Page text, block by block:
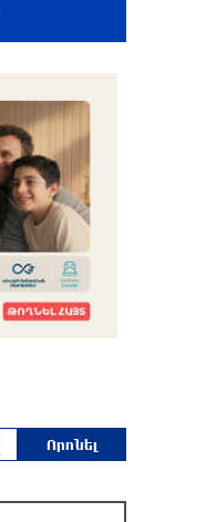
7 ժամ առաջ
հերթական
7 ժամ առաջ